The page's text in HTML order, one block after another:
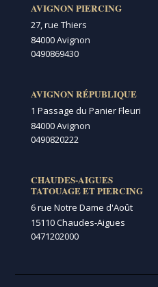
AVIGNON PIERCING
27, rue Thiers
84000 Avignon
0490869430
AVIGNON RÉPUBLIQUE
1 Passage du Panier Fleuri
84000 Avignon
0490820222
CHAUDES-AIGUES
TATOUAGE ET PIERCING
6 rue Notre Dame d'Août
15110 Chaudes-Aigues
0471202000